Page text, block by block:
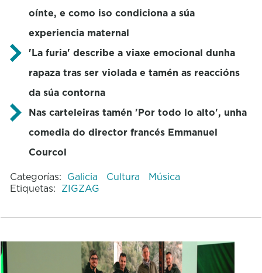
oínte, e como iso condiciona a súa
experiencia maternal
'La furia' describe a viaxe emocional dunha
rapaza tras ser violada e tamén as reaccións
da súa contorna
Nas carteleiras tamén 'Por todo lo alto', unha
comedia do director francés Emmanuel
Courcol
Categorías: Galicia Cultura
Música
Etiquetas: ZIGZAG